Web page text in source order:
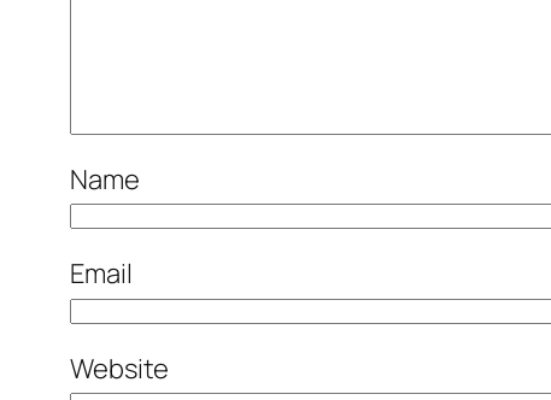
Name
Email
Website